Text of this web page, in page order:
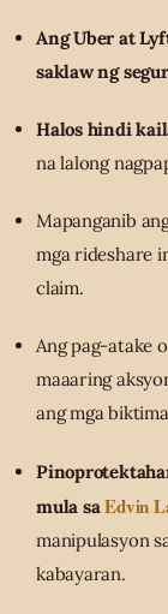
Ang Uber at
saklaw ng
Halos hindi
na lalong
Mapanganib
mga rideshare
claim.
Ang pag-atake
maaaring
ang mga
mula saEdvin
manipulasyon
kabayaran.